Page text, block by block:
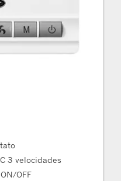
3 velocidades
ON/OFF